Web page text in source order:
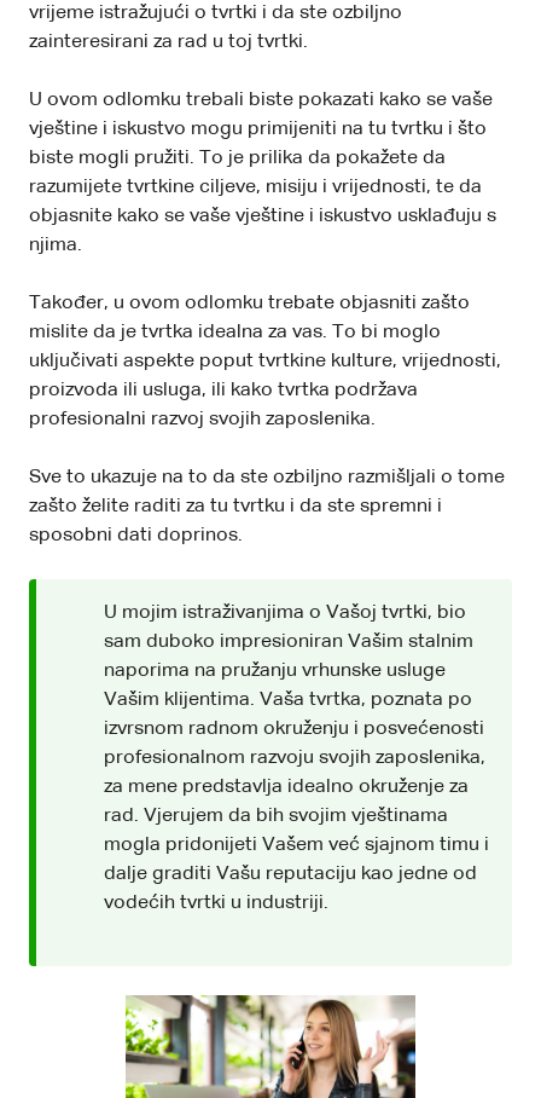
vrijeme istražujući o tvrtki i da ste ozbiljno
zainteresirani za rad u toj tvrtki.
U ovom odlomku trebali biste pokazati kako se vaše
vještine i iskustvo mogu primijeniti na tu tvrtku i što
biste mogli pružiti. To je prilika da pokažete da
razumijete tvrtkine ciljeve, misiju i vrijednosti, te da
objasnite kako se vaše vještine i iskustvo usklađuju s
njima.
Također, u ovom odlomku trebate objasniti zašto
mislite da je tvrtka idealna za vas. To bi moglo
uključivati aspekte poput tvrtkine kulture, vrijednosti,
proizvoda ili usluga, ili kako tvrtka podržava
profesionalni razvoj svojih zaposlenika.
Sve to ukazuje na to da ste ozbiljno razmišljali o tome
zašto želite raditi za tu tvrtku i da ste spremni i
sposobni dati doprinos.
U mojim istraživanjima o Vašoj tvrtki, bio
sam duboko impresioniran Vašim stalnim
naporima na pružanju vrhunske usluge
Vašim klijentima. Vaša tvrtka, poznata po
izvrsnom radnom okruženju i posvećenosti
profesionalnom razvoju svojih zaposlenika,
za mene predstavlja idealno okruženje za
rad. Vjerujem da bih svojim vještinama
mogla pridonijeti Vašem već sjajnom timu i
dalje graditi Vašu reputaciju kao jedne od
vodećih tvrtki u industriji.